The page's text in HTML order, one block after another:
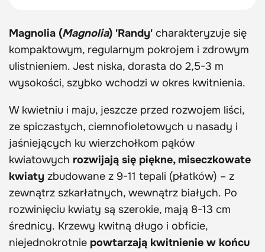
Magnolia (Magnolia) 'Randy' charakteryzuje się
kompaktowym, regularnym pokrojem i zdrowym
ulistnieniem. Jest niska, dorasta do 2,5-3 m
wysokości, szybko wchodzi w okres kwitnienia.
W kwietniu i maju, jeszcze przed rozwojem liści,
ze spiczastych, ciemnofioletowych u nasady i
jaśniejących ku wierzchołkom pąków
kwiatowych rozwijają się piękne, miseczkowate
kwiaty zbudowane z 9-11 tepali (płatków) – z
zewnątrz szkarłatnych, wewnątrz białych. Po
rozwinięciu kwiaty są szerokie, mają 8-13 cm
średnicy. Krzewy kwitną długo i obficie,
niejednokrotnie powtarzają kwitnienie w końcu